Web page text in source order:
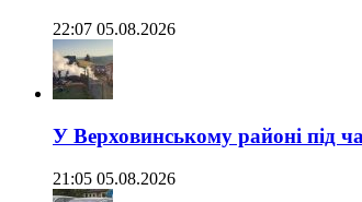
22:07 05.08.2026
У Верховинському районі під
21:05 05.08.2026